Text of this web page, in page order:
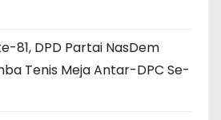
81, DPD Partai NasDem
Tenis Meja Antar-DPC Se-